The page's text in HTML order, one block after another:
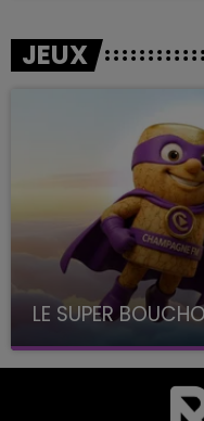
JEUX
LE SUPER
avec La Famille